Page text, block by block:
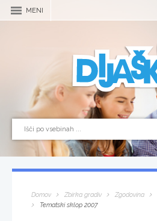
MENI
Domov Zbirka gradiv Zgodovina
Tematski sklop 2007